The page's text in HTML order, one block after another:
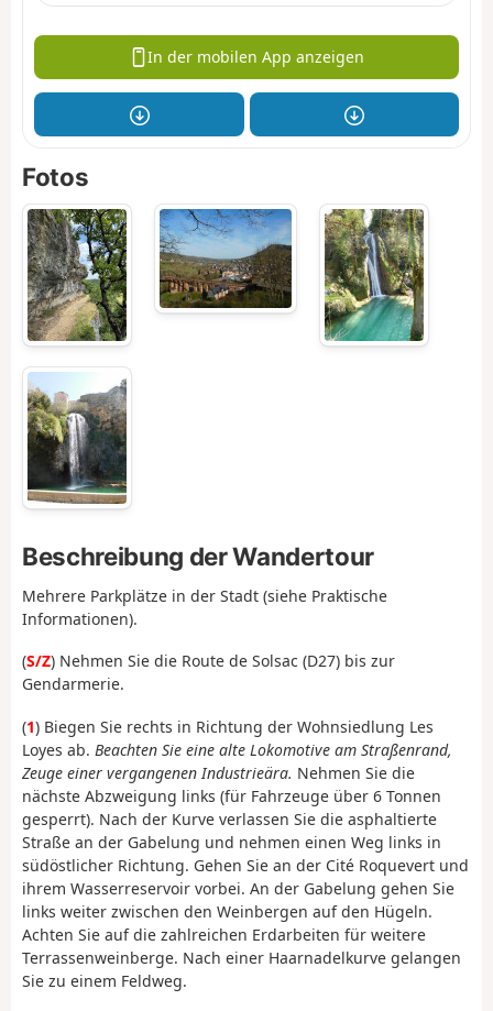
In der mobilen App anzeigen
Fotos
Beschreibung der Wandertour
Mehrere Parkplätze in der Stadt (siehe Praktische
Informationen).
(S/Z) Nehmen Sie die Route de Solsac (D27) bis zur
Gendarmerie.
(1) Biegen Sie rechts in Richtung der Wohnsiedlung Les
Loyes ab. Beachten Sie eine alte Lokomotive am Straßenrand,
Zeuge einer vergangenen Industrieära. Nehmen Sie die
nächste Abzweigung links (für Fahrzeuge über 6 Tonnen
gesperrt). Nach der Kurve verlassen Sie die asphaltierte
Straße an der Gabelung und nehmen einen Weg links in
südöstlicher Richtung. Gehen Sie an der Cité Roquevert und
ihrem Wasserreservoir vorbei. An der Gabelung gehen Sie
links weiter zwischen den Weinbergen auf den Hügeln.
Achten Sie auf die zahlreichen Erdarbeiten für weitere
Terrassenweinberge. Nach einer Haarnadelkurve gelangen
Sie zu einem Feldweg.